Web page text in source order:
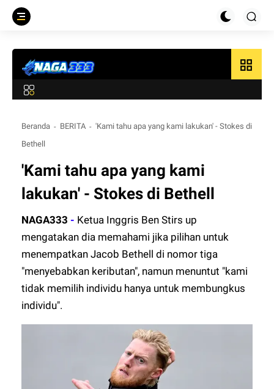
grid_view
Beranda BERITA
'Kami tahu apa yang kami lakukan' - Stokes di
Bethell
'Kami tahu apa yang kami
lakukan' - Stokes di Bethell
NAGA333 - Ketua Inggris Ben Stirs up
mengatakan dia memahami jika pilihan untuk
menempatkan Jacob Bethell di nomor tiga
"menyebabkan keributan", namun menuntut "kami
tidak memilih individu hanya untuk membungkus
individu".